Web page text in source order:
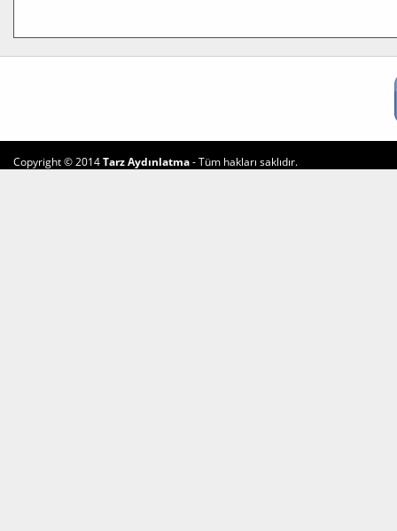
Copyright © 2014Tarz Aydınlatma- Tüm hakları saklıdır.